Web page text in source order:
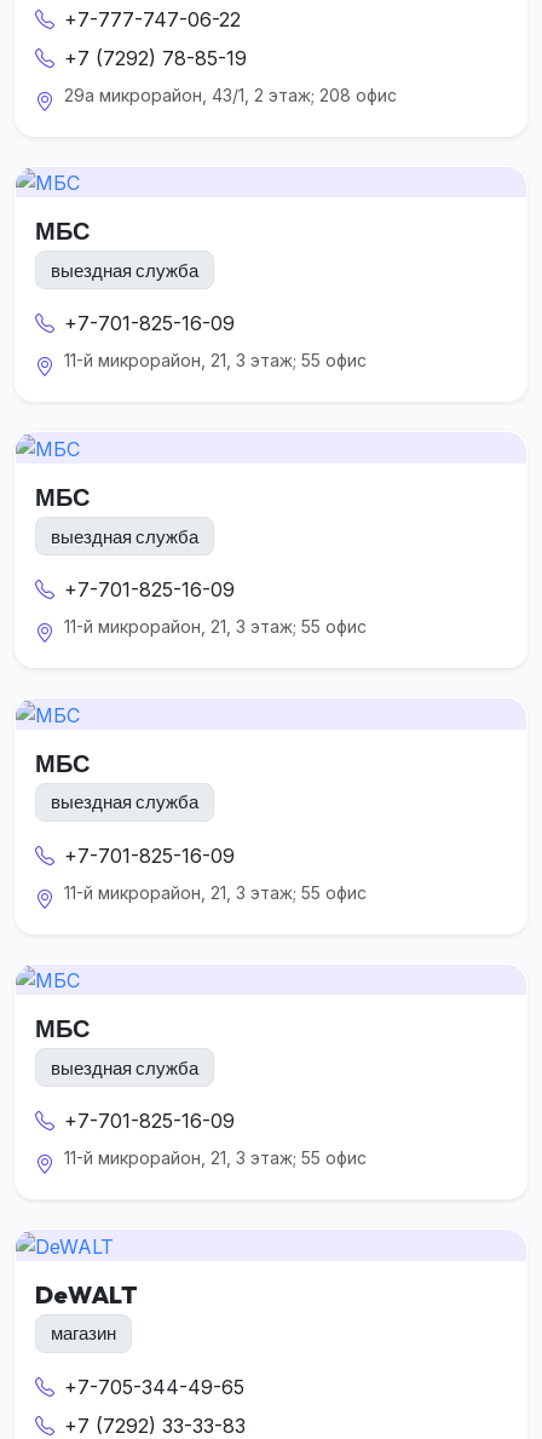
+7-777-747-06-22
+7 (7292) 78-85-19
29а микрорайон, 43/1, 2 этаж; 208 офис
МБС
выездная служба
+7-701-825-16-09
11-й микрорайон, 21, 3 этаж; 55 офис
МБС
выездная служба
+7-701-825-16-09
11-й микрорайон, 21, 3 этаж; 55 офис
МБС
выездная служба
+7-701-825-16-09
11-й микрорайон, 21, 3 этаж; 55 офис
МБС
выездная служба
+7-701-825-16-09
11-й микрорайон, 21, 3 этаж; 55 офис
DeWALT
магазин
+7-705-344-49-65
+7 (7292) 33-33-83